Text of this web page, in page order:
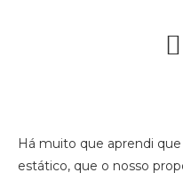
Há muito que aprendi
estático, que o nosso